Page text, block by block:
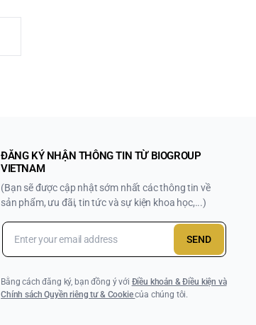
ĐĂNG KÝ NHẬN THÔNG TIN TỪ BIOGROUP
VIETNAM
(Bạn sẽ được cập nhật sớm nhất các thông tin về
sản phẩm, ưu đãi, tin tức và sự kiện khoa học,...)
SEND
Bằng cách đăng ký, bạn đồng ý với Điều khoản & Điều kiện và
Chính sách Quyền riêng tư & Cookiecủa chúng tôi.